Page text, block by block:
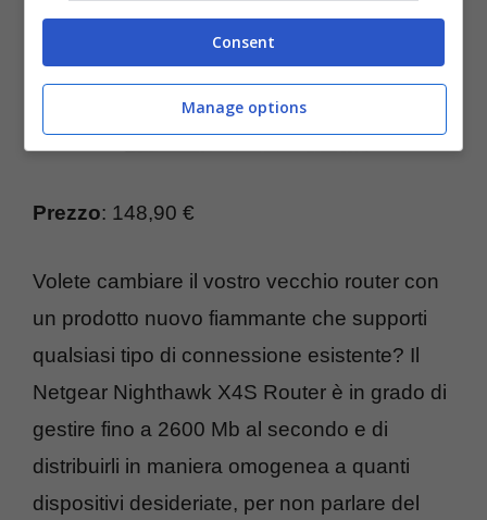
Prezzo: 148,90 €
Volete cambiare il vostro vecchio router con
un prodotto nuovo fiammante che supporti
qualsiasi tipo di connessione esistente? Il
Netgear Nighthawk X4S Router è in grado di
gestire fino a 2600 Mb al secondo e di
distribuirli in maniera omogenea a quanti
dispositivi desideriate, per non parlare del
Consent
Manage options